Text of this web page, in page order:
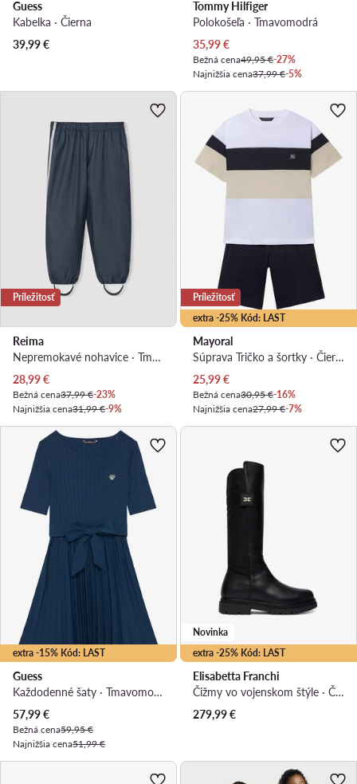
Guess
Kabelka · Čierna
39,99€
Tommy Hilfiger
Polokošeľa · Tmavomodrá
Aktuálna cena
35,99€
Bežná cena49,95 €-27%
Najnižšia cena37,99 €-5%
Príležitosť
Reima
Nepremokavé nohavice · Tmavomodrá
Aktuálna cena
28,99€
Bežná cena37,99 €-23%
Najnižšia cena31,99 €-9%
extra -25% Kód: LAST
Príležitosť
Mayoral
Súprava Tričko a šortky · Čierna
Aktuálna cena
25,99€
Bežná cena30,95 €-16%
Najnižšia cena27,99 €-7%
extra -15% Kód: LAST
Guess
Každodenné šaty · Tmavomodrá
Aktuálna cena
57,99€
Bežná cena59,95 €
Najnižšia cena51,99 €
extra -25% Kód: LAST
Novinka
Elisabetta Franchi
Čižmy vo vojenskom štýle · Čierna
279,99€